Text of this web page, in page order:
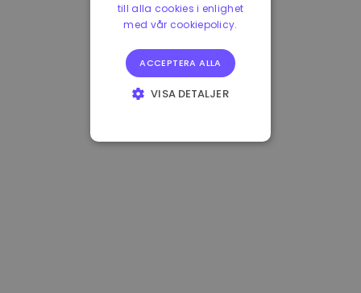
till alla cookies i enlighet
med vår cookiepolicy.
ACCEPTERA ALLA
VISA DETALJER